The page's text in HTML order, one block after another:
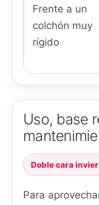
Frente a un
colchón muy
rígido
Uso, base
Doble cara
Para